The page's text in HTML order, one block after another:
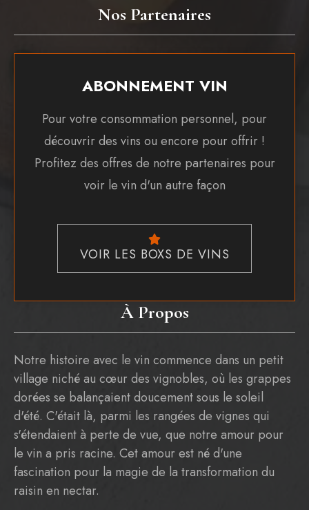
À Propos
Notre histoire avec le vin commence dans un petit
village niché au cœur des vignobles, où les grappes
dorées se balançaient doucement sous le soleil
d'été. C'était là, parmi les rangées de vignes qui
s'étendaient à perte de vue, que notre amour pour
le vin a pris racine. Cet amour est né d'une
fascination pour la magie de la transformation du
raisin en nectar.
Nos Partenaires
ABONNEMENT VIN
Pour votre consommation personnel, pour
découvrir des vins ou encore pour offrir !
Profitez des offres de notre partenaires pour
voir le vin d'un autre façon
VOIR LES BOXS DE VINS